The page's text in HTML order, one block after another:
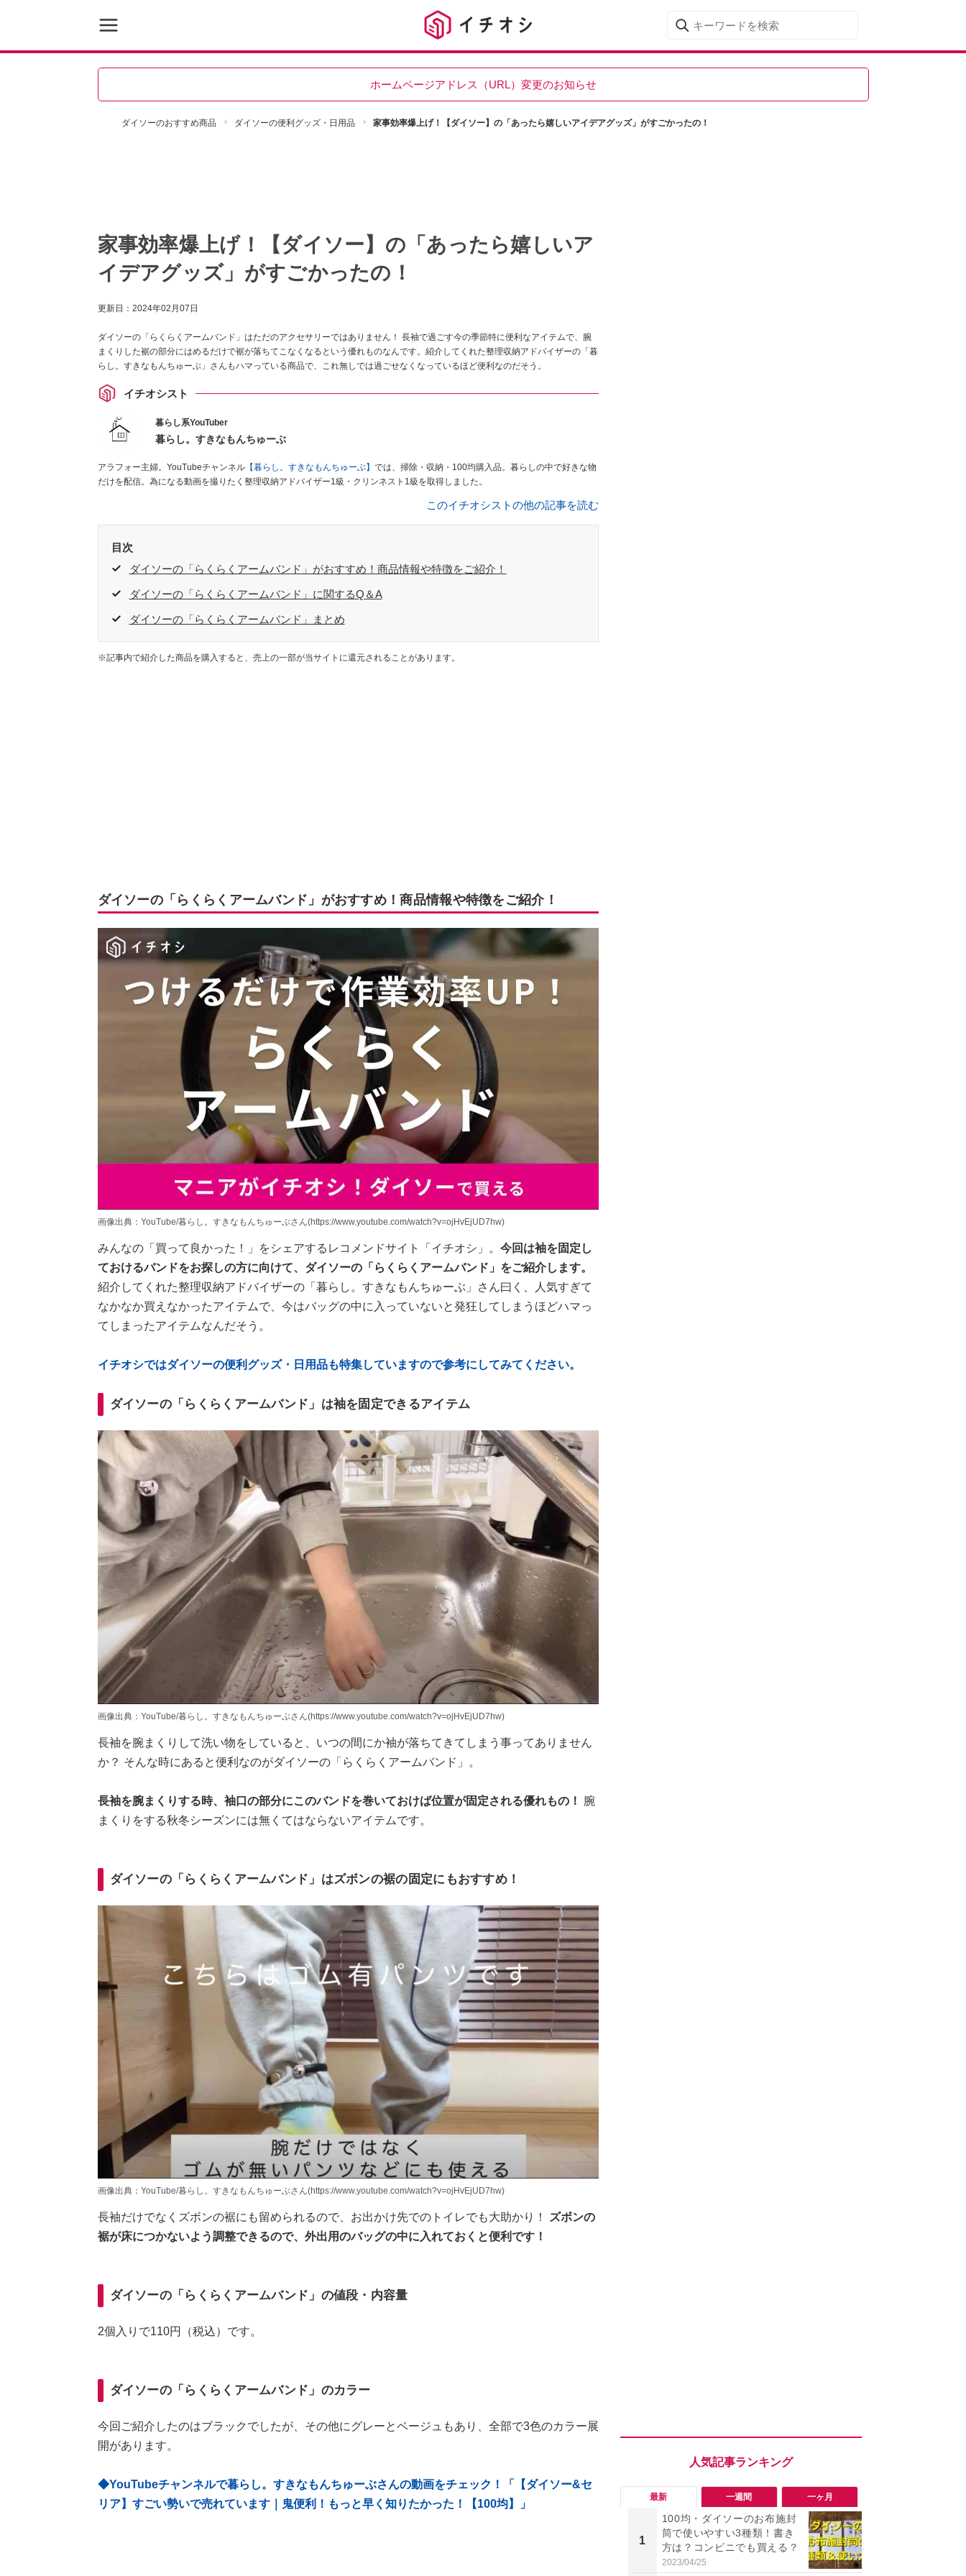
ホームページアドレス（URL）変更のお知らせ
ダイソーのおすすめ商品 ダイソーの便利グッズ・日用品 家事効率爆上げ！【ダイソー】の「あったら嬉しいアイデアグッズ」がすごかったの！
家事効率爆上げ！【ダイソー】の「あったら嬉しいア
イデアグッズ」がすごかったの！
更新日： 2024年02月07日
ダイソーの「らくらくアームバンド」はただのアクセサリーではありません！ 長袖で過ごす今の季節特に便利なアイテムで、腕
まくりした裾の部分にはめるだけで裾が落ちてこなくなるという優れものなんです。紹介してくれた整理収納アドバイザーの「暮
らし。すきなもんちゅーぶ」さんもハマっている商品で、これ無しでは過ごせなくなっているほど便利なのだそう。
イチオシスト
暮らし系YouTuber
暮らし。すきなもんちゅーぶ
アラフォー主婦。YouTubeチャンネル【暮らし。すきなもんちゅーぶ】 では、掃除・収納・100均購入品。暮らしの中で好きな物
だけを配信。為になる動画を撮りたく整理収納アドバイザー1級・クリンネスト1級を取得しました。
このイチオシストの他の記事を読む
目次
ダイソーの「らくらくアームバンド」がおすすめ！商品情報や特徴をご紹介！
ダイソーの「らくらくアームバンド」に関するQ＆A
ダイソーの「らくらくアームバンド」まとめ
※記事内で紹介した商品を購入すると、売上の一部が当サイトに還元されることがあります。
ダイソーの「らくらくアームバンド」がおすすめ！商品情報や特徴をご紹介！
画像出典：YouTube/暮らし。すきなもんちゅーぶさん(https://www.youtube.com/watch?v=ojHvEjUD7hw)
みんなの「買って良かった！」をシェアするレコメンドサイト「イチオシ」。 今回は袖を固定し
ておけるバンドをお探しの方に向けて、ダイソーの「らくらくアームバンド」をご紹介します。
紹介してくれた整理収納アドバイザーの「暮らし。すきなもんちゅーぶ」さん曰く、人気すぎて
なかなか買えなかったアイテムで、今はバッグの中に入っていないと発狂してしまうほどハマっ
てしまったアイテムなんだそう。
イチオシではダイソーの便利グッズ・日用品も特集していますので参考にしてみてください。
ダイソーの「らくらくアームバンド」は袖を固定できるアイテム
画像出典：YouTube/暮らし。すきなもんちゅーぶさん(https://www.youtube.com/watch?v=ojHvEjUD7hw)
長袖を腕まくりして洗い物をしていると、いつの間にか袖が落ちてきてしまう事ってありません
か？ そんな時にあると便利なのがダイソーの「らくらくアームバンド」。
長袖を腕まくりする時、袖口の部分にこのバンドを巻いておけば位置が固定される優れもの！
腕
まくりをする秋冬シーズンには無くてはならないアイテムです。
ダイソーの「らくらくアームバンド」はズボンの裾の固定にもおすすめ！
画像出典：YouTube/暮らし。すきなもんちゅーぶさん(https://www.youtube.com/watch?v=ojHvEjUD7hw)
長袖だけでなくズボンの裾にも留められるので、お出かけ先でのトイレでも大助かり！
ズボンの
裾が床につかないよう調整できるので、外出用のバッグの中に入れておくと便利です！
ダイソーの「らくらくアームバンド」の値段・内容量
2個入りで110円（税込）です。
ダイソーの「らくらくアームバンド」のカラー
今回ご紹介したのはブラックでしたが、その他にグレーとベージュもあり、全部で3色のカラー展
開があります。
◆YouTubeチャンネルで暮らし。すきなもんちゅーぶさんの動画をチェック！「【ダイソー&セ
リア】すごい勢いで売れています｜鬼便利！もっと早く知りたかった！【100均】」
最新 一週間 一ヶ月
1
100均・ダイソーのお布施封
筒で使いやすい3種類！書き
方は？コンビニでも買える？
2023/04/25